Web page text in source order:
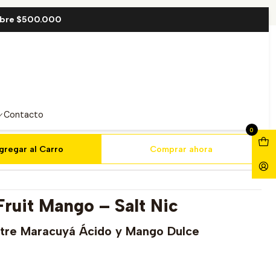
$500.000
Contacto
0
Mango Salt 30ml
al Carro Comprar ahora
Mango – Salt Nic
Maracuyá Ácido y Mango Dulce